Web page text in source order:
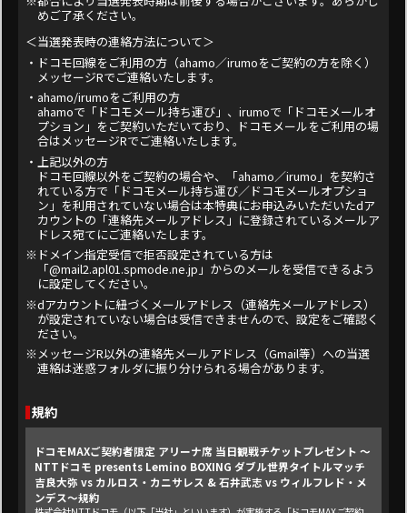
■ 応募者の情報の取扱い
当社は、本キャンペーンの運営に関連して取得した応募者の個人情報を、応募条件
を満たしていることの確認、応募者へのご連絡、抽選およびプレゼントの発送な
ど、本キャンペーンの運営に関する目的のために利用するほか、今後の商品開
発・サービス向上およびキャンペーン実施の検討の目的で、当該目的に必要な範
囲に限り利用する場合があります。
なお、当社は、応募者の個人情報の流出・漏えいの防止、そのほか個人情報の安
全管理のために必要かつ適切な処置を講じるものとし、法令などに基づく正当な
理由がある場合を除き、応募者の同意なしに目的外での利用および第三者（業務
委託先を除く）への提供はいたしません。
■ その他
本キャンペーンは株式会社NTTドコモが独自に行うもので、米Appleとは一切関係
がありません。
めご了承ください。
＜当選発表時の連絡方法について＞
・ドコモ回線をご利用の方（ahamo／irumoをご契約の方を除く）
メッセージRでご連絡いたします。
・ahamo/irumoをご利用の方
ahamoで「ドコモメール持ち運び」、irumoで「ドコモメールオ
プション」をご契約いただいており、ドコモメールをご利用の場
合はメッセージRでご連絡いたします。
・上記以外の方
ドコモ回線以外をご契約の場合や、「ahamo／irumo」を契約さ
れている方で「ドコモメール持ち運び／ドコモメールオプショ
ン」を利用されていない場合は本特典にお申込みいただいたdア
カウントの「連絡先メールアドレス」に登録されているメールア
ドレス宛てにご連絡いたします。
※ドメイン指定受信で拒否設定されている方は
「@mail2.apl01.spmode.ne.jp」からのメールを受信できるよう
に設定してください。
※dアカウントに紐づくメールアドレス（連絡先メールアドレス）
が設定されていない場合は受信できませんので、設定をご確認く
ださい。
※メッセージR以外の連絡先メールアドレス（Gmail等）への当選
連絡は迷惑フォルダに振り分けられる場合があります。
規約
ドコモMAXご契約者限定 アリーナ席 当日観戦チケットプレゼント ～
NTTドコモ presents Lemino BOXING ダブル世界タイトルマッチ
吉良大弥 vs カルロス・カニサレス & 石井武志 vs ウィルフレド・メ
ンデス～規約